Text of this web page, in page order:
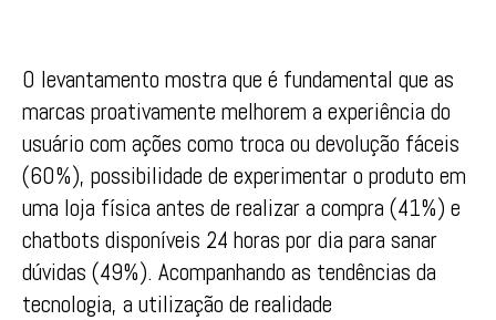
O levantamento mostra que é fundamental que as
marcas proativamente melhorem a experiência do
usuário com ações como troca ou devolução fáceis
(60%), possibilidade de experimentar o produto em
uma loja física antes de realizar a compra (41%) e
chatbots disponíveis 24 horas por dia para sanar
dúvidas (49%). Acompanhando as tendências da
tecnologia, a utilização de realidade